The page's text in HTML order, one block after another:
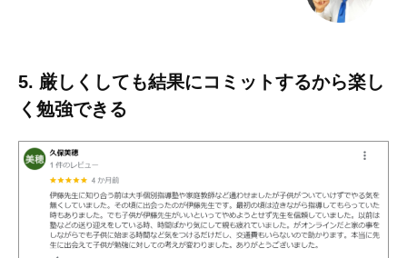
5. 厳しくしても結果にコミットするから楽し
く勉強できる